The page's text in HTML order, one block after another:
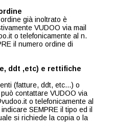
già inoltrato è
VUDOO via mail
o telefonicamente al n.
il numero ordine di
ddt ,etc) e rettifiche
(fatture, ddt, etc...) o
contattare VUDOO via
o telefonicamente al
SEMPRE il tipo ed il
si richiede la copia o la